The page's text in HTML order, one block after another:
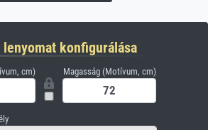
konfigurálása
cm) Magasság (Motívum, cm)